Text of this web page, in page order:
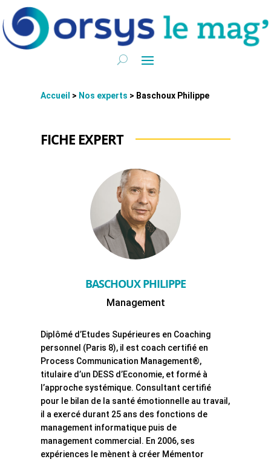
Accueil > Nos experts > Baschoux Philippe
FICHE EXPERT
BASCHOUX PHILIPPE
Management
Diplômé d’Etudes Supérieures en Coaching
personnel (Paris 8), il est coach certifié en
Process Communication Management®,
titulaire d’un DESS d’Economie, et formé à
l’approche systémique. Consultant certifié
pour le bilan de la santé émotionnelle au travail,
il a exercé durant 25 ans des fonctions de
management informatique puis de
management commercial. En 2006, ses
expériences le mènent à créer Mémentor